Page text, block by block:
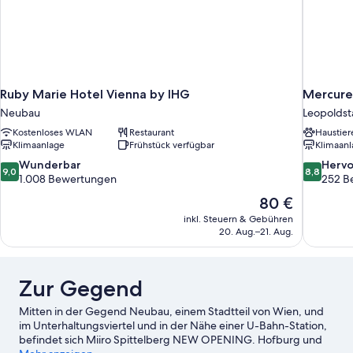
Ruby Marie Hotel Vienna by IHG
Neubau
Kostenloses WLAN
Restaurant
Klimaanlage
Frühstück verfügbar
9.0
von
Bewertungen
9,0 Wunderbar
1.008 Bewertungen
Der
Preis
beträgt
80 €
inkl. Steuern & Gebühren
20. Aug.–21. Aug.
8.8
von
8,8
252
Zur Gegend
Mitten in der Gegend Neubau, einem Stadtteil von Wien, und
im Unterhaltungsviertel und in der Nähe einer U-Bahn-Station,
befindet sich Miiro Spittelberg NEW OPENING. Hofburg und